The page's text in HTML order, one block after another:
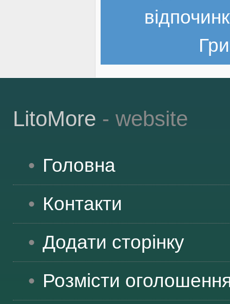
LitoMore - website
Головна
Контакти
Додати сторінку
Розмісти